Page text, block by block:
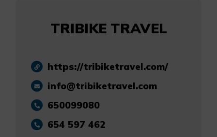
TRIBIKE TRAVEL
https://tribiketravel.com/
info@tribiketravel.com
650099080
654 597 462